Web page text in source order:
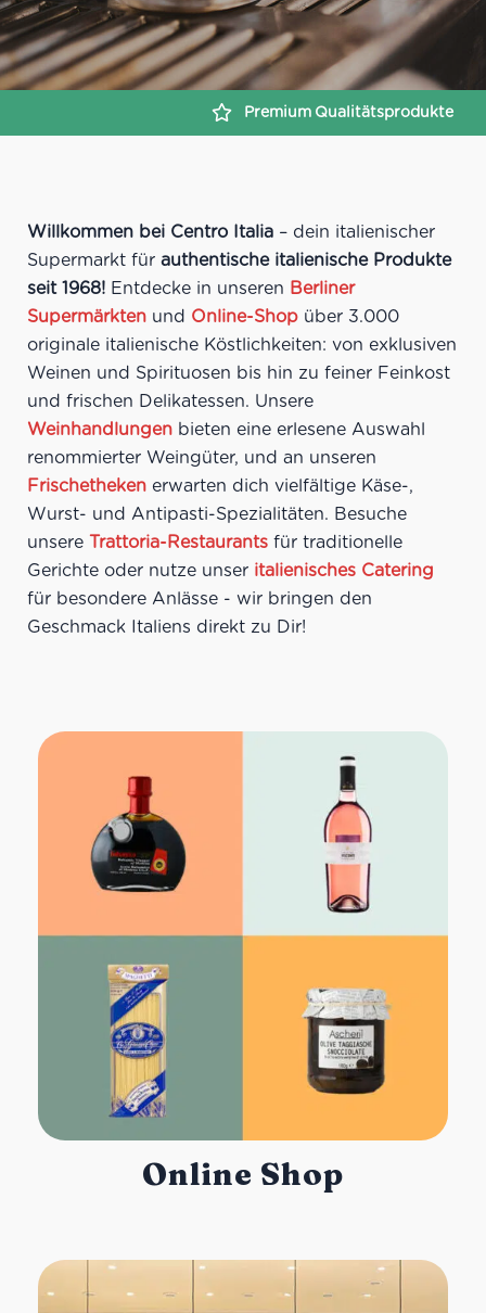
Qualitätsprodukte Sichere
Willkommen bei Centro Italia – dein italienischer
Supermarkt fürauthentische italienische Produkte
seit 1968! Entdecke in unseren Berliner
Supermärkten und Online-Shop über 3.000
originale italienische Köstlichkeiten: von exklusiven
Weinen und Spirituosen bis hin zu feiner Feinkost
und frischen Delikatessen. Unsere
Weinhandlungen bieten eine erlesene Auswahl
renommierter Weingüter, und an unseren
Frischetheken erwarten dich vielfältige Käse-,
Wurst- und Antipasti-Spezialitäten. Besuche
unsereTrattoria-Restaurants für traditionelle
Gerichte oder nutze unser italienisches Catering
für besondere Anlässe - wir bringen den
Geschmack Italiens direkt zu Dir!
Online Shop